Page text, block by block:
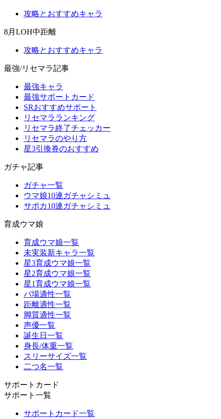
攻略とおすすめキャラ
8月LOH中距離
攻略とおすすめキャラ
最強/リセマラ記事
最強キャラ
最強サポートカード
SRおすすめサポート
リセマラランキング
リセマラ終了チェッカー
リセマラのやり方
星3引換券のおすすめ
ガチャ記事
ガチャ一覧
ウマ娘10連ガチャシミュ
サポカ10連ガチャシミュ
育成ウマ娘
育成ウマ娘一覧
未実装新キャラ一覧
星3育成ウマ娘一覧
星2育成ウマ娘一覧
星1育成ウマ娘一覧
バ場適性一覧
距離適性一覧
脚質適性一覧
声優一覧
誕生日一覧
身長/体重一覧
スリーサイズ一覧
二つ名一覧
サポートカード
サポート一覧
サポートカード一覧